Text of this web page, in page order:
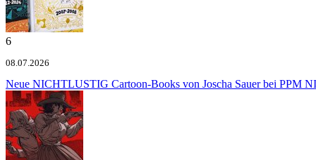
6
08.07.2026
Neue NICHTLUSTIG Cartoon-Books von Joscha Sauer bei PPM